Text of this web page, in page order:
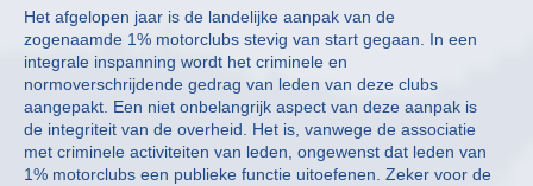
Het afgelopen jaar is de landelijke aanpak van de
zogenaamde 1% motorclubs stevig van start gegaan. In een
integrale inspanning wordt het criminele en
normoverschrijdende gedrag van leden van deze clubs
aangepakt. Een niet onbelangrijk aspect van deze aanpak is
de integriteit van de overheid. Het is, vanwege de associatie
met criminele activiteiten van leden, ongewenst dat leden van
1% motorclubs een publieke functie uitoefenen. Zeker voor de